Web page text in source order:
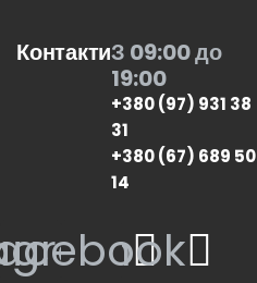
КонтактиЗ 09:00 до
19:00
+380 (97) 931 38
31
+380 (67) 689 50
14